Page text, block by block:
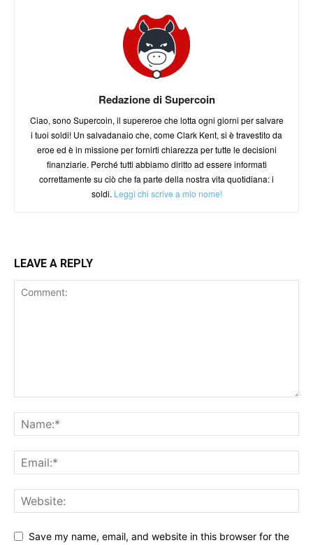
Redazione di Supercoin
Ciao, sono Supercoin, il supereroe che lotta ogni giorni per salvare
i tuoi soldi! Un salvadanaio che, come Clark Kent, si è travestito da
eroe ed è in missione per fornirti chiarezza per tutte le decisioni
finanziarie. Perché tutti abbiamo diritto ad essere informati
correttamente su ciò che fa parte della nostra vita quotidiana: i
soldi. Leggi chi scrive a mio nome!
LEAVE A REPLY
Save my name, email, and website in this browser for the